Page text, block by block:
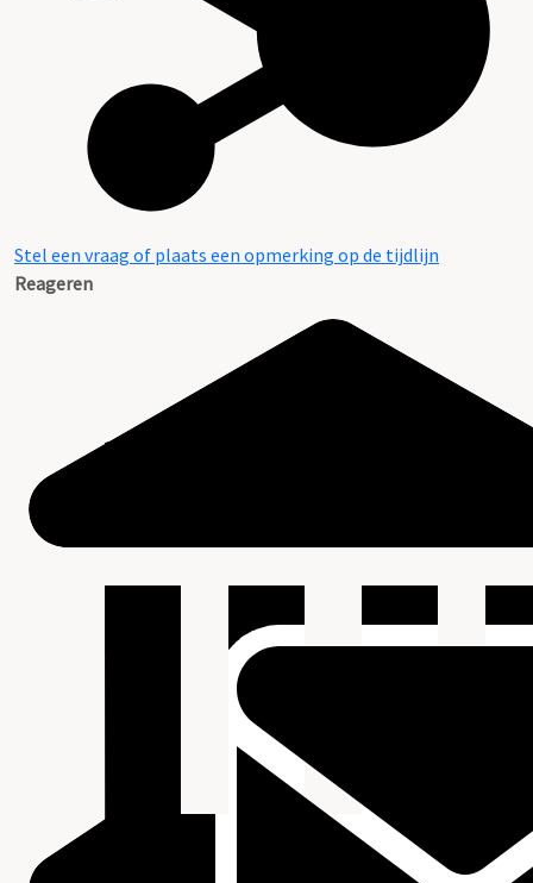
Stel een vraag of plaats een opmerking op de tijdlijn
Reageren